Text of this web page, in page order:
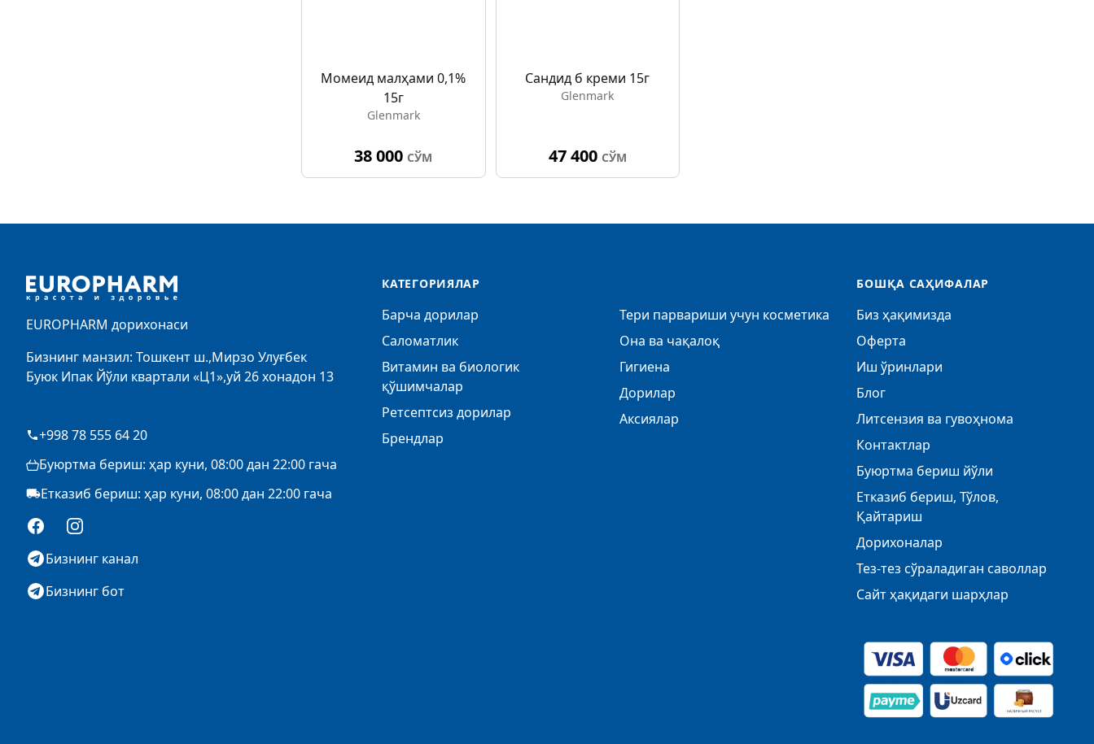
Момеид малҳами 0,1%
15г
Glenmark
38 000 СЎМ
Cандид б креми 15г
Glenmark
47 400 СЎМ
EUROPHARM дорихонаси
Бизнинг манзил: Тошкент ш.,Мирзо Улуғбек
Буюк Ипак Йўли квартали «Ц1»,уй 26 хонадон 13
+998 78 555 64 20
Буюртма бериш: ҳар куни, 08:00 дан 22:00 гача
Етказиб бериш: ҳар куни, 08:00 дан 22:00 гача
FacebookInstagram
Бизнинг канал
Бизнинг бот
КАТЕГОРИЯЛАР
Барча дорилар
Саломатлик
Витамин ва биологик
қўшимчалар
Ретсептсиз дорилар
Брендлар
Тери парвариши учун косметика
Она ва чақалоқ
Гигиена
Дорилар
Аксиялар
БОШҚА САҲИФАЛАР
Биз ҳақимизда
Оферта
Иш ўринлари
Блог
Литсензия ва гувоҳнома
Контактлар
Буюртма бериш йўли
Етказиб бериш, Тўлов,
Қайтариш
Дорихоналар
Тез-тез сўраладиган саволлар
Сайт ҳақидаги шарҳлар